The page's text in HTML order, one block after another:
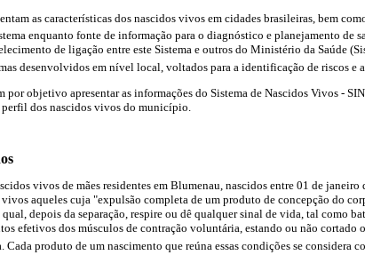
as características dos nascidos vivos em cidades brasileiras, bem
enquanto fonte de informação para o diagnóstico e planejamento de
de ligação entre este Sistema e outros do Ministério da Saúde
desenvolvidos em nível local, voltados para a identificação de riscos e
por objetivo apresentar as informações do Sistema de Nascidos Vivos -
dos nascidos vivos do município.
vivos de mães residentes em Blumenau, nascidos entre 01 de
aqueles cuja "expulsão completa de um produto de concepção do
depois da separação, respire ou dê qualquer sinal de vida, tal como
efetivos dos músculos de contração voluntária, estando ou não cortado
Cada produto de um nascimento que reúna essas condições se considera